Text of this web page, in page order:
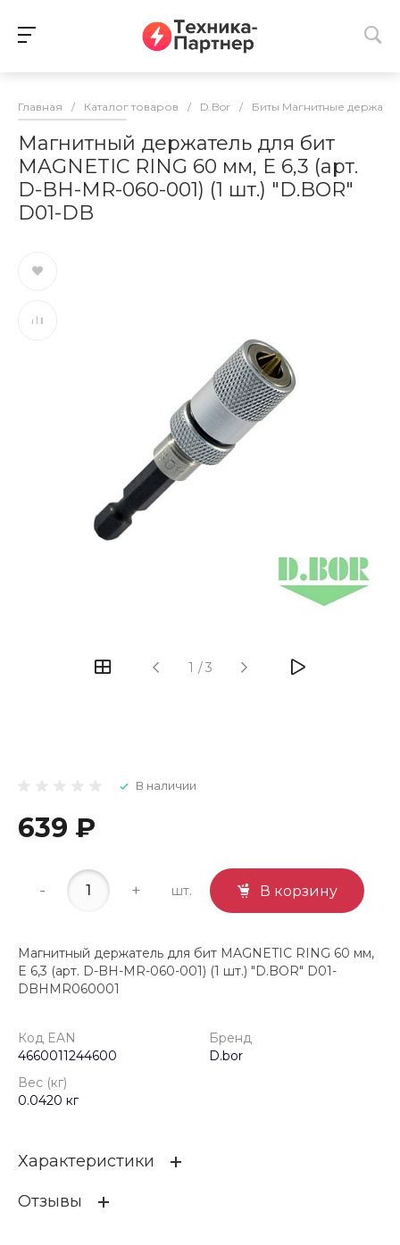
Главная / Каталог товаров / D.Bor / Биты Магнитные
Магнитный держатель для бит
MAGNETIC RING 60 мм, E 6,3 (арт.
D-BH-MR-060-001) (1 шт.) "D.BOR"
D01-DB
1 /3
В наличии
639 ₽
- + шт. В корзину
Магнитный держатель для бит MAGNETIC RING 60 мм,
E 6,3 (арт. D-BH-MR-060-001) (1 шт.) "D.BOR" D01-
DBHMR060001
Код EAN
4660011244600
Бренд
D.bor
Вес (кг)
0.0420 кг
Характеристики
Код EAN
Отзывы